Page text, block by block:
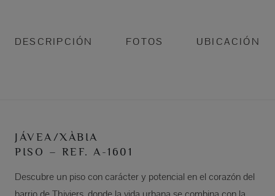
DESCRIPCIÓN FOTOS UBICACIÓN
JÁVEA/XÀBIA
PISO – REF. A-1601
Descubre un piso con carácter y potencial en el corazón del